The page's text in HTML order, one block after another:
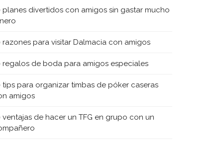
planes divertidos con amigos sin gastar mucho
razones para visitar Dalmacia con amigos
regalos de boda para amigos especiales
tips para organizar timbas de póker caseras
amigos
ventajas de hacer un TFG en grupo con un